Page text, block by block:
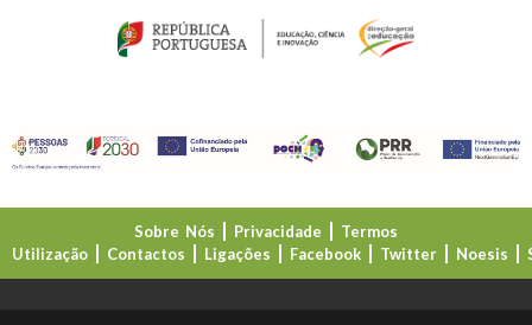
Sobre Nós Privacidade
Termos
Utilização
Contactos Ligações Facebook Twitter Noesis